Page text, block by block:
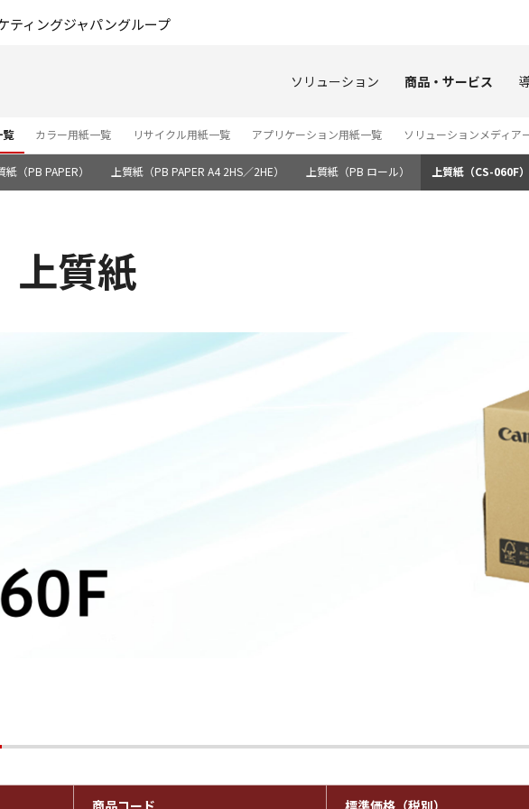
ティングジャパングループ
ソリューション 商品・サービス
覧 カラー用紙一覧 リサイクル用紙一覧 アプリケーション用紙一覧 ソリューションメディア
紙（PB PAPER） 上質紙（PB PAPER A4 2HS／2HE） 上質紙（PB ロール） 上質紙（CS-060F）
上質紙